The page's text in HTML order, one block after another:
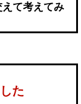
て考えてみ
た